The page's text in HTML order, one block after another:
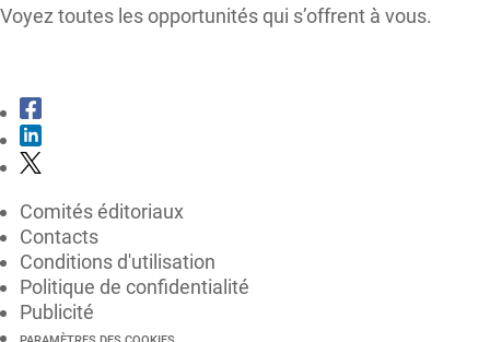
Voyez toutes les opportunités qui s’offrent à vous.
Comités éditoriaux
Contacts
Conditions d'utilisation
Politique de confidentialité
Publicité